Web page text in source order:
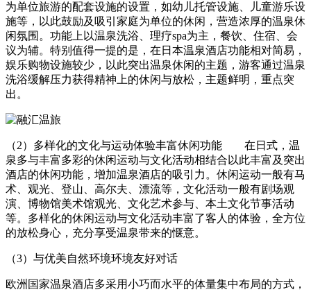
为单位旅游的配套设施的设置，如幼儿托管设施、儿童游乐设
施等，以此鼓励及吸引家庭为单位的休闲，营造浓厚的温泉休
闲氛围。功能上以温泉洗浴、理疗spa为主，餐饮、住宿、会
议为辅。特别值得一提的是，在日本温泉酒店功能相对简易，
娱乐购物设施较少，以此突出温泉休闲的主题，游客通过温泉
洗浴缓解压力获得精神上的休闲与放松，主题鲜明，重点突
出。
（2）多样化的文化与运动体验丰富休闲功能 在日式，温
泉多与丰富多彩的休闲运动与文化活动相结合以此丰富及突出
酒店的休闲功能，增加温泉酒店的吸引力。休闲运动一般有马
术、观光、登山、高尔夫、漂流等，文化活动一般有剧场观
演、博物馆美术馆观光、文化艺术参与、本土文化节事活动
等。多样化的休闲运动与文化活动丰富了客人的体验，全方位
的放松身心，充分享受温泉带来的惬意。
（3）与优美自然环境环境友好对话
欧洲国家温泉酒店多采用小巧而水平的体量集中布局的方式，